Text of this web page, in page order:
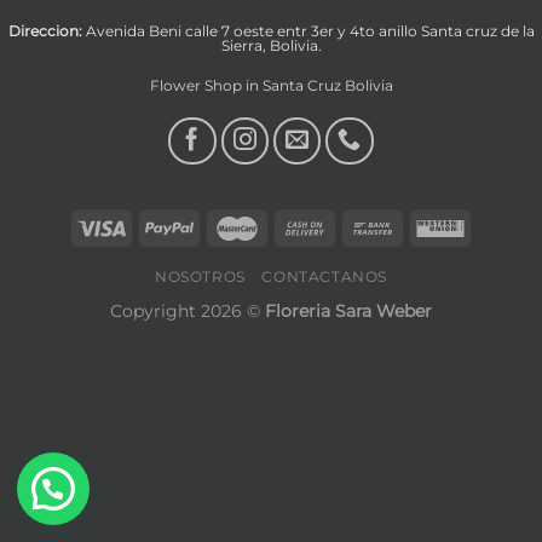
Direccion:Avenida Beni calle 7 oeste entr 3er y 4to anillo Santa cruz de la
Sierra, Bolivia.
Flower Shop in Santa Cruz Bolivia
NOSOTROS CONTACTANOS
Copyright 2026 © Floreria Sara Weber